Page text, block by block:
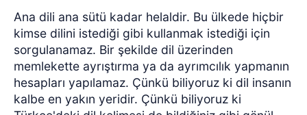
Ana dili ana sütü kadar helaldir. Bu ülkede hiçbir
kimse dilini istediği gibi kullanmak istediği için
sorgulanamaz. Bir şekilde dil üzerinden
memlekette ayrıştırma ya da ayrımcılık yapmanın
hesapları yapılamaz. Çünkü biliyoruz ki dil insanın
kalbe en yakın yeridir. Çünkü biliyoruz ki